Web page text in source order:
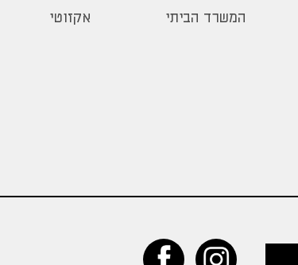
המשרד הביתי
אקזוטי